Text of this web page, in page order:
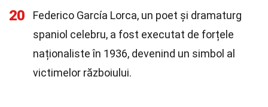
20
Federico García Lorca, un poet și dramaturg
spaniol celebru, a fost executat de forțele
naționaliste în 1936, devenind un simbol al
victimelor războiului.